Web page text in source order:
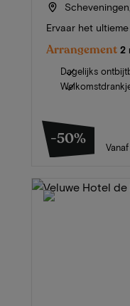
Ervaar het
Arrangement 2
Dagelijks
-50% Vanaf